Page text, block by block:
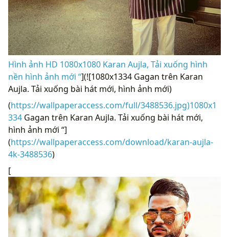
Hình ảnh HD 1080x1080 Karan Aujla, Tải xuống hình
nền hình ảnh mới “](![1080x1334 Gagan trên Karan
Aujla. Tải xuống bài hát mới, hình ảnh mới)
(https://wallpaperaccess.com/full/3488536.jpg)1080x1
334 Gagan trên Karan Aujla. Tải xuống bài hát mới,
hình ảnh mới “]
(https://wallpaperaccess.com/download/karan-aujla-
4k-3488536)
[